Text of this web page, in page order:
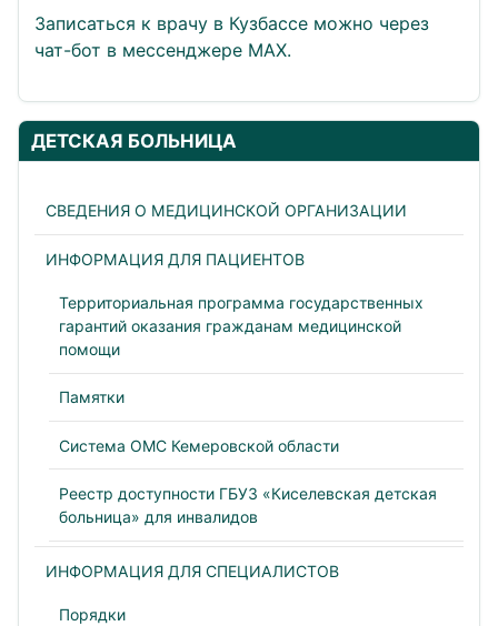
Записаться к врачу в Кузбассе можно через
чат-бот в мессенджере МАХ.
ДЕТСКАЯ БОЛЬНИЦА
СВЕДЕНИЯ О МЕДИЦИНСКОЙ ОРГАНИЗАЦИИ
ИНФОРМАЦИЯ ДЛЯ ПАЦИЕНТОВ
Территориальная программа государственных
гарантий оказания гражданам медицинской
помощи
Памятки
Система ОМС Кемеровской области
Реестр доступности ГБУЗ «Киселевская детская
больница» для инвалидов
ИНФОРМАЦИЯ ДЛЯ СПЕЦИАЛИСТОВ
Порядки